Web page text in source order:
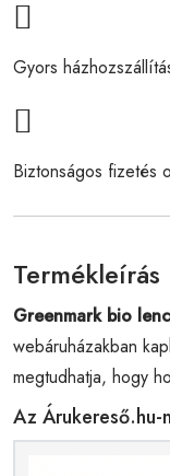
Gyors
Biztonságos fizetés
Termékleírás
Greenmark bio
webáruházakban
megtudhatja, hogy
Az